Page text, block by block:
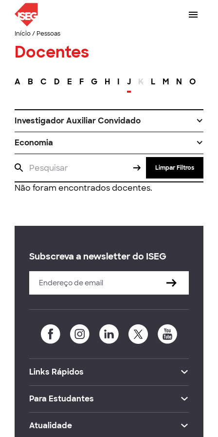
Início/ Pessoas
Docentes
A B C D E F G H I J K L M N O
Investigador Auxiliar Convidado
Economia
Limpar Filtros
Não foram encontrados docentes.
Subscreva a newsletter do ISEG
Links Rápidos
Para Estudantes
Atualidade